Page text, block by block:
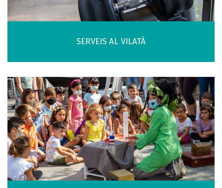
SERVEIS AL VILATÀ